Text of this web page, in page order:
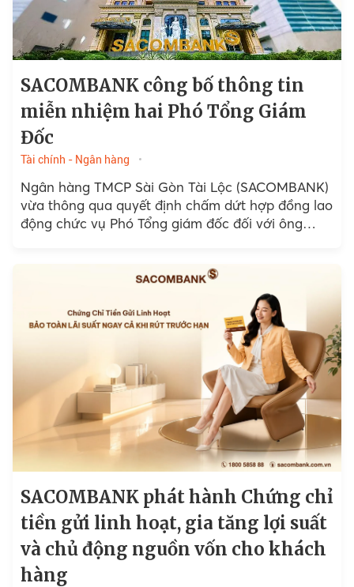
SACOMBANK công bố thông tin
miễn nhiệm hai Phó Tổng Giám
Đốc
Tài chính - Ngân hàng
Ngân hàng TMCP Sài Gòn Tài Lộc (SACOMBANK)
vừa thông qua quyết định chấm dứt hợp đồng lao
động chức vụ Phó Tổng giám đốc đối với ông
SACOMBANK phát hành Chứng chỉ
tiền gửi linh hoạt, gia tăng lợi suất
và chủ động nguồn vốn cho khách
hàng